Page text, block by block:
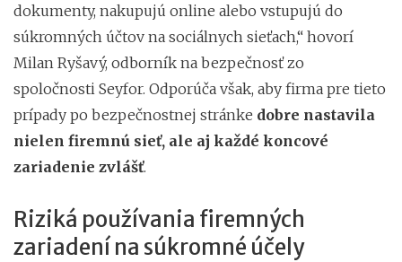
dokumenty, nakupujú online alebo vstupujú do
súkromných účtov na sociálnych sieťach,“ hovorí
Milan Ryšavý, odborník na bezpečnosť zo
spoločnosti Seyfor. Odporúča však, aby firma pre tieto
prípady po bezpečnostnej stránke dobre nastavila
nielen firemnú sieť, ale aj každé koncové
zariadenie zvlášť.
Riziká používania firemných
zariadení na súkromné účely